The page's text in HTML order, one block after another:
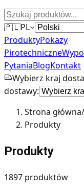
🇵🇱PL
ProduktyPokazy
Pirotechniczne
PytaniaBlogKontakt
Wybierz kraj
dostawy:
Strona główna/
Produkty
Produkty
1897 produktów